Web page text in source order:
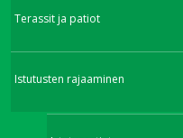
Terassit ja patiot
Istutusten rajaaminen